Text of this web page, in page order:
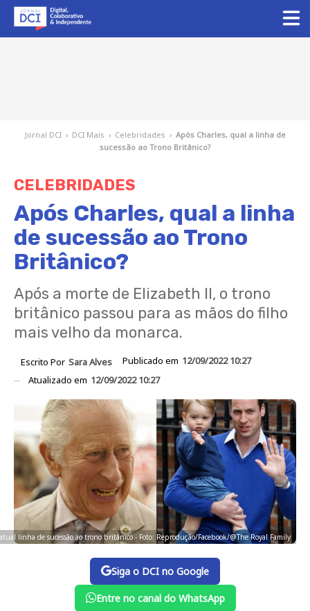
Jornal DCI › DCI Mais › Celebridades › Após Charles, qual a linha de
sucessão ao Trono Britânico?
CELEBRIDADES
Após Charles, qual a linha
de sucessão ao Trono
Britânico?
Após a morte de Elizabeth II, o trono
britânico passou para as mãos do filho
mais velho da monarca.
Escrito Por Sara Alves Publicado em 12/09/2022 10:27
Atualizado em 12/09/2022 10:27
linha de sucessão ao trono britânico - Foto: Reprodução/Facebook/@The Royal Family
Siga o DCI no Google
Entre no canal do WhatsApp